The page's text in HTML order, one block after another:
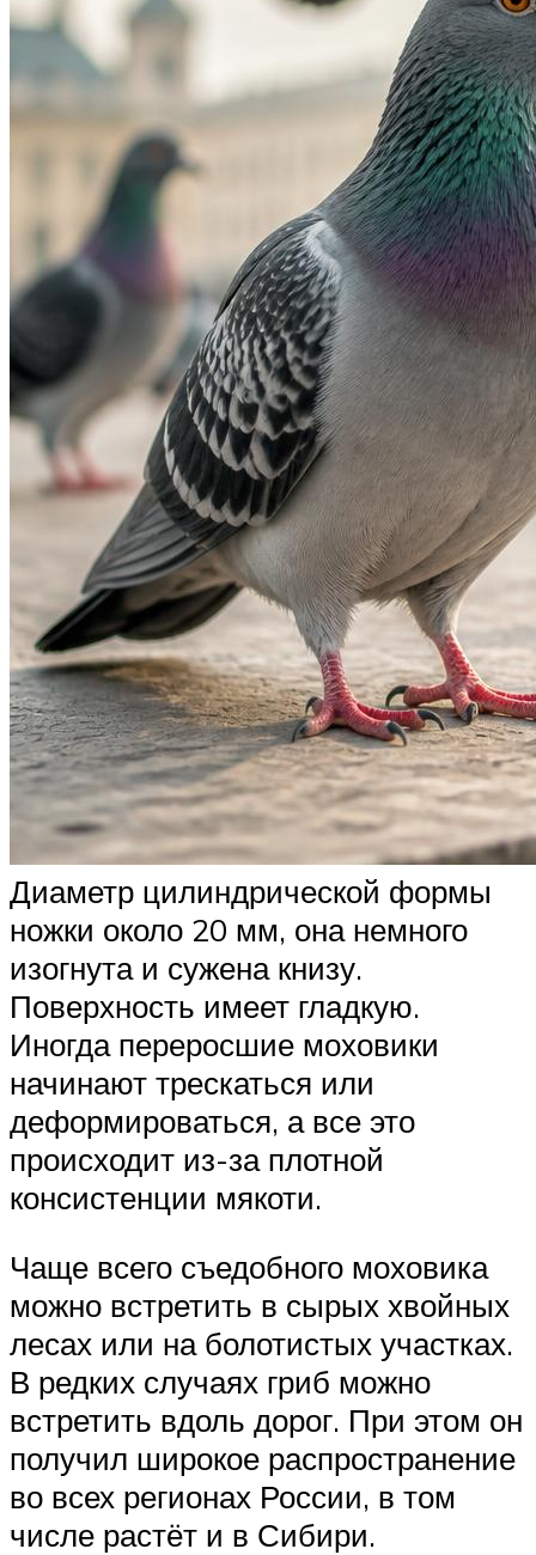
Диаметр цилиндрической формы
ножки около 20 мм, она немного
изогнута и сужена книзу.
Поверхность имеет гладкую.
Иногда переросшие моховики
начинают трескаться или
деформироваться, а все это
происходит из-за плотной
консистенции мякоти.
Чаще всего съедобного моховика
можно встретить в сырых хвойных
лесах или на болотистых участках.
В редких случаях гриб можно
встретить вдоль дорог. При этом он
получил широкое распространение
во всех регионах России, в том
числе растёт и в Сибири.